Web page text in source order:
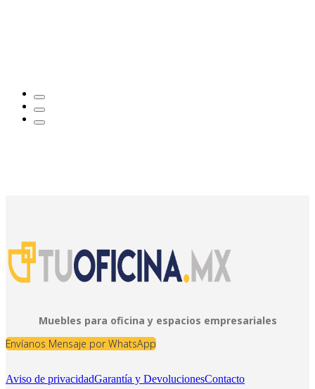
Muebles para oficina y espacios empresariales
Envíanos Mensaje por WhatsApp
Aviso de privacidadGarantía y DevolucionesContacto